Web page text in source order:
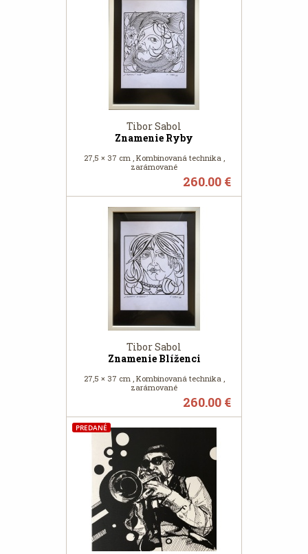
Tibor Sabol
Znamenie Ryby
27,5 × 37 cm , Kombinovaná technika ,
zarámované
260.00 €
Tibor Sabol
Znamenie Blíženci
27,5 × 37 cm , Kombinovaná technika ,
zarámované
260.00 €
PREDANÉ